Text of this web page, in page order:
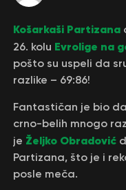
Košarkaši Partizana
26. kolu Evrolige na
pošto su uspeli da
razlike – 69:86!
Fantastičan je bio
crno-belih mnogo
je Željko Obradović
Partizana, što je i
posle meča.